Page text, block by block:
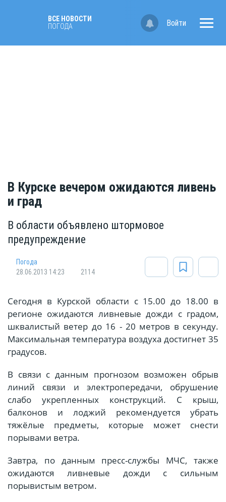
ВСЕ НОВОСТИ
ПОГОДА
Войти
В Курске вечером ожидаются ливень
и град
В области объявлено штормовое
предупреждение
Погода
28.06.2013 14:23
2114
Сегодня в Курской области с 15.00 до 18.00 в
регионе ожидаются ливневые дожди с градом,
шквалистый ветер до 16 - 20 метров в секунду.
Максимальная температура воздуха достигнет 35
градусов.
В связи с данным прогнозом возможен обрыв
линий связи и электропередачи, обрушение
слабо укрепленных конструкций. С крыш,
балконов и лоджий рекомендуется убрать
тяжёлые предметы, которые может снести
порывами ветра.
Завтра, по данным пресс-службы МЧС, также
ожидаются ливневые дожди с сильным
порывистым ветром.